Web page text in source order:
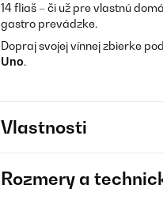
14 fliaš – či už pre vlastnú
gastro prevádzke.
Dopraj svojej vínnej zbierke
Uno.
Vlastnosti
Rozmery a